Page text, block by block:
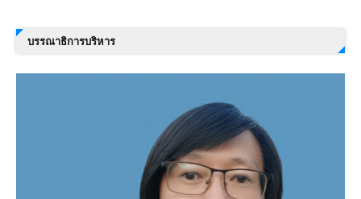
บรรณาธิการบริหาร